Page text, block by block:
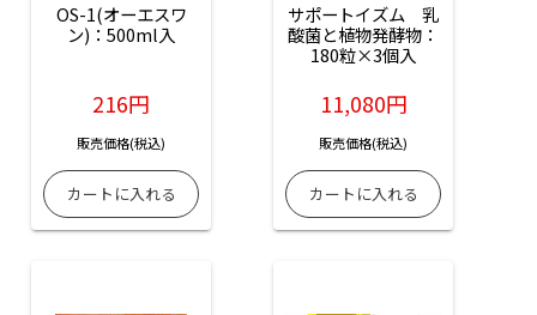
OS-1(オーエスワ
ン)：500ml入
216円
販売価格(税込)
サポートイズム　乳
酸菌と植物発酵物：
180粒×3個入
11,080円
販売価格(税込)